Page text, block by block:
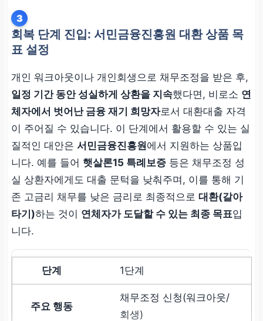
3
회복 단계 진입: 서민금융진흥원 대환 상품 목
표 설정
개인 워크아웃이나 개인회생으로 채무조정을 받은 후,
일정 기간 동안 성실하게 상환을 지속했다면, 비로소 연
체자에서 벗어난 금융 재기 희망자로서 대환대출 자격
이 주어질 수 있습니다. 이 단계에서 활용할 수 있는 실
질적인 대안은 서민금융진흥원에서 지원하는 상품입
니다. 예를 들어 햇살론15 특례보증 등은 채무조정 성
실 상환자에게도 대출 문턱을 낮춰주며, 이를 통해 기
존 고금리 채무를 낮은 금리로 최종적으로 대환(갈아
타기)하는 것이 연체자가 도달할 수 있는 최종 목표입
니다.
1단계
채무조정 신청(워크아웃/
회생)